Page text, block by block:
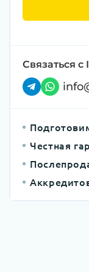
Связаться с
Честная